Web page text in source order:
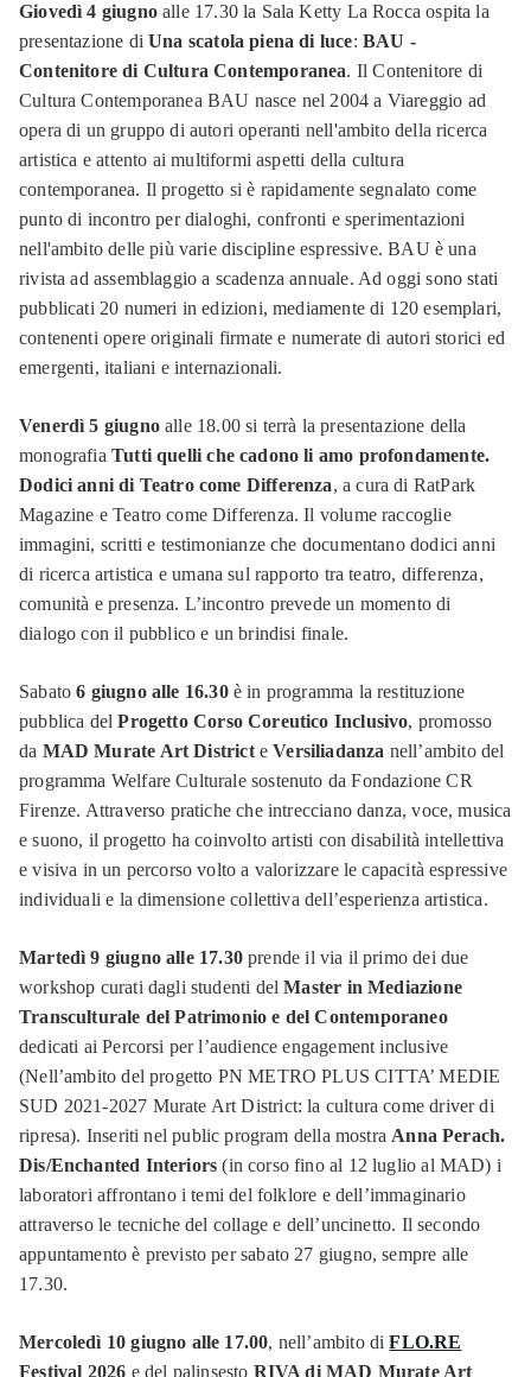
Giovedì 4 giugnoalle 17.30 la Sala Ketty La Rocca ospita la
presentazione diUna scatola piena di luce: BAU -
Contenitore di Cultura Contemporanea. Il Contenitore di
Cultura Contemporanea BAU nasce nel 2004 a Viareggio ad
opera di un gruppo di autori operanti nell'ambito della ricerca
artistica e attento ai multiformi aspetti della cultura
contemporanea. Il progetto si è rapidamente segnalato come
punto di incontro per dialoghi, confronti e sperimentazioni
nell'ambito delle più varie discipline espressive. BAU è una
rivista ad assemblaggio a scadenza annuale. Ad oggi sono stati
pubblicati 20 numeri in edizioni, mediamente di 120 esemplari,
contenenti opere originali firmate e numerate di autori storici ed
emergenti, italiani e internazionali.
Venerdì 5 giugnoalle 18.00 si terrà la presentazione della
monografia Tutti quelli che cadono li amo profondamente.
Dodici anni di Teatro come Differenza, a cura di RatPark
Magazine e Teatro come Differenza. Il volume raccoglie
immagini, scritti e testimonianze che documentano dodici anni
di ricerca artistica e umana sul rapporto tra teatro, differenza,
comunità e presenza. L’incontro prevede un momento di
dialogo con il pubblico e un brindisi finale.
Sabato6 giugno alle 16.30è in programma la restituzione
pubblica delProgetto Corso Coreutico Inclusivo, promosso
da MAD Murate Art DistricteVersiliadanza nell’ambito del
programma Welfare Culturale sostenuto da Fondazione CR
Firenze. Attraverso pratiche che intrecciano danza, voce, musica
e suono, il progetto ha coinvolto artisti con disabilità intellettiva
e visiva in un percorso volto a valorizzare le capacità espressive
individuali e la dimensione collettiva dell’esperienza artistica.
Martedì 9 giugno alle 17.30prende il via il primo dei due
workshop curati dagli studenti delMaster in Mediazione
Transculturale del Patrimonio e del Contemporaneo
dedicati ai Percorsi per l’audience engagement inclusive
(Nell’ambito del progetto PN METRO PLUS CITTA’ MEDIE
SUD 2021-2027 Murate Art District: la cultura come driver di
ripresa). Inseriti nel public program della mostra Anna Perach.
Dis/Enchanted Interiors (in corso fino al 12 luglio al MAD) i
laboratori affrontano i temi del folklore e dell’immaginario
attraverso le tecniche del collage e dell’uncinetto. Il secondo
appuntamento è previsto per sabato 27 giugno, sempre alle
17.30.
Mercoledì 10 giugno alle 17.00, nell’ambito diFLO.RE
Festival 2026 e del palinsesto RIVA di MAD Murate Art